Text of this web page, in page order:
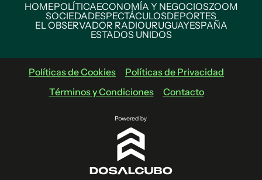
HOMEPOLÍTICAECONOMÍA Y NEGOCIOSZOOM
SOCIEDADESPECTÁCULOSDEPORTES
EL OBSERVADOR RADIOURUGUAYESPAÑA
ESTADOS UNIDOS
Políticas de Cookies
Políticas de Privacidad
Términos y Condiciones
Contacto